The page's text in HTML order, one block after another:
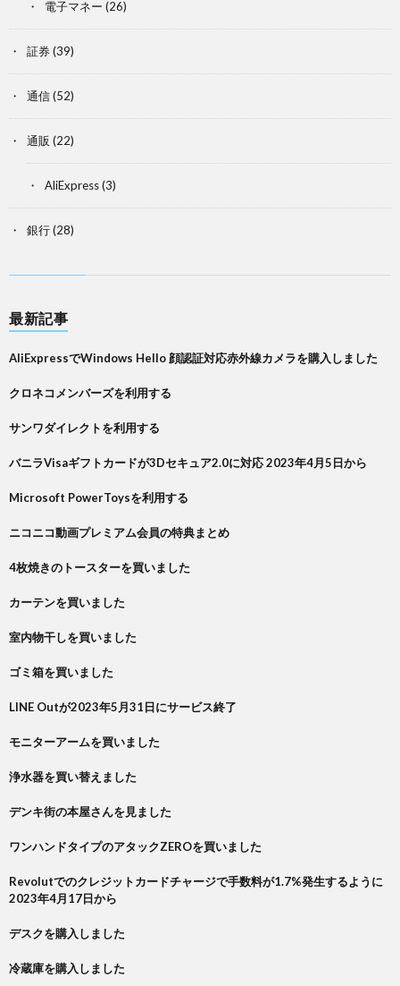
電子マネー (26)
証券(39)
通信(52)
通販 (22)
AliExpress(3)
銀行(28)
最新記事
AliExpressでWindows Hello 顔認証対応赤外線カメラを購入しました
クロネコメンバーズを利用する
サンワダイレクトを利用する
バニラVisaギフトカードが3Dセキュア2.0に対応 2023年4月5日から
Microsoft PowerToysを利用する
ニコニコ動画プレミアム会員の特典まとめ
4枚焼きのトースターを買いました
カーテンを買いました
室内物干しを買いました
ゴミ箱を買いました
LINE Outが2023年5月31日にサービス終了
モニターアームを買いました
浄水器を買い替えました
デンキ街の本屋さんを見ました
ワンハンドタイプのアタックZEROを買いました
Revolutでのクレジットカードチャージで手数料が1.7%発生するように
2023年4月17日から
デスクを購入しました
冷蔵庫を購入しました